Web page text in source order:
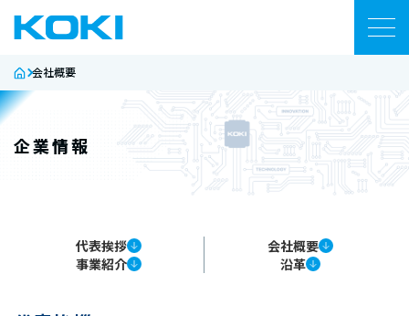
製品
資料・コンテンツ
ネットワーク
会社概要
企業情報
代表挨拶
会社概要
事業紹介
沿革